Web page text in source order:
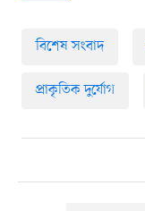
বিশেষ সংবাদ
প্রাকৃতিক দুর্যোগ